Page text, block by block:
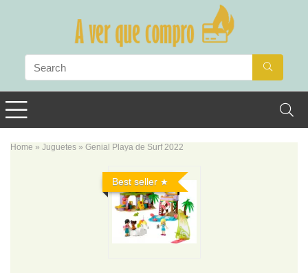
Home » Juguetes » Genial Playa de Surf 2022
Best seller